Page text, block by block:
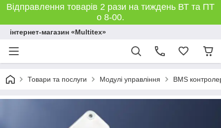
Відправлення товарів 2 рази на тиждень ВТ та ПТ
о 8-00.
інтернет-магазин «Multitex»
Товари та послуги Модулі управління BMS